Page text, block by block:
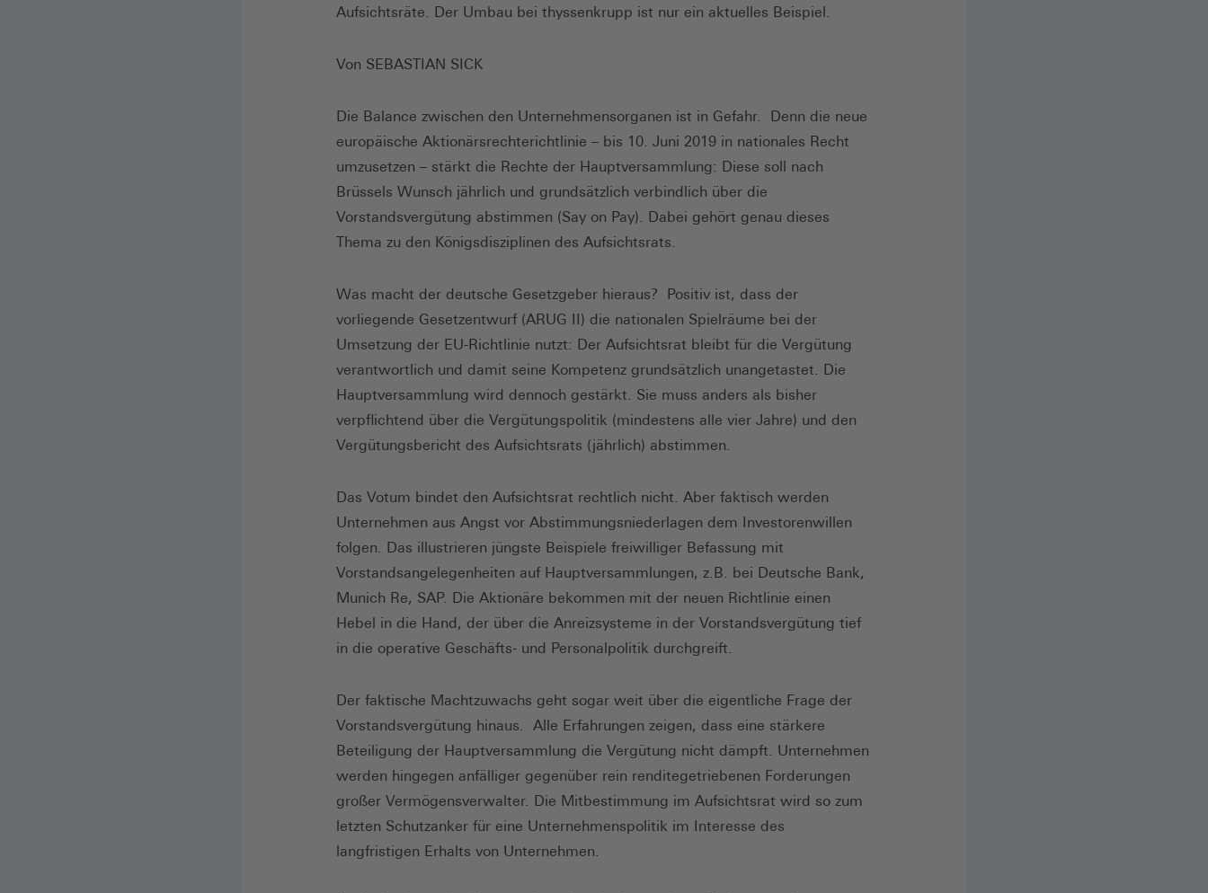
Aufsichtsräte. Der Umbau bei thyssenkrupp ist nur ein aktuelles Beispiel.
Von SEBASTIAN SICK
Die Balance zwischen den Unternehmensorganen ist in Gefahr. Denn die neue
europäische Aktionärsrechterichtlinie – bis 10. Juni 2019 in nationales Recht
umzusetzen – stärkt die Rechte der Hauptversammlung: Diese soll nach
Brüssels Wunsch jährlich und grundsätzlich verbindlich über die
Vorstandsvergütung abstimmen (Say on Pay). Dabei gehört genau dieses
Thema zu den Königsdisziplinen des Aufsichtsrats.
Was macht der deutsche Gesetzgeber hieraus? Positiv ist, dass der
vorliegende Gesetzentwurf (ARUG II) die nationalen Spielräume bei der
Umsetzung der EU-Richtlinie nutzt: Der Aufsichtsrat bleibt für die Vergütung
verantwortlich und damit seine Kompetenz grundsätzlich unangetastet. Die
Hauptversammlung wird dennoch gestärkt. Sie muss anders als bisher
verpflichtend über die Vergütungspolitik (mindestens alle vier Jahre) und den
Vergütungsbericht des Aufsichtsrats (jährlich) abstimmen.
Das Votum bindet den Aufsichtsrat rechtlich nicht. Aber faktisch werden
Unternehmen aus Angst vor Abstimmungsniederlagen dem Investorenwillen
folgen. Das illustrieren jüngste Beispiele freiwilliger Befassung mit
Vorstandsangelegenheiten auf Hauptversammlungen, z.B. bei Deutsche Bank,
Munich Re, SAP. Die Aktionäre bekommen mit der neuen Richtlinie einen
Hebel in die Hand, der über die Anreizsysteme in der Vorstandsvergütung tief
in die operative Geschäfts- und Personalpolitik durchgreift.
Der faktische Machtzuwachs geht sogar weit über die eigentliche Frage der
Vorstandsvergütung hinaus. Alle Erfahrungen zeigen, dass eine stärkere
Beteiligung der Hauptversammlung die Vergütung nicht dämpft. Unternehmen
werden hingegen anfälliger gegenüber rein renditegetriebenen Forderungen
großer Vermögensverwalter. Die Mitbestimmung im Aufsichtsrat wird so zum
letzten Schutzanker für eine Unternehmenspolitik im Interesse des
langfristigen Erhalts von Unternehmen.